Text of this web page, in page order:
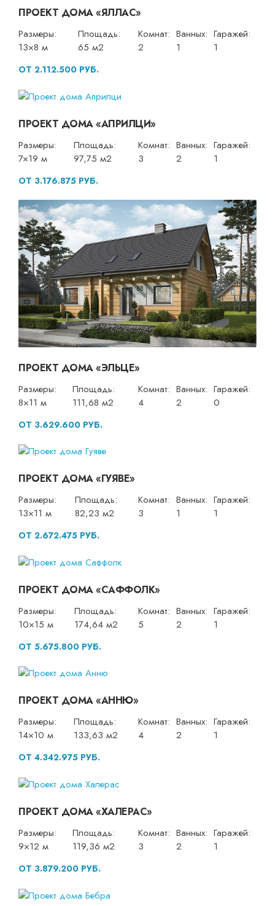
ПРОЕКТ ДОМА «ЯЛЛАС»
Размеры:
13×8 м
Площадь:
65 м2
Комнат:
2
Ванных:
1
Гаражей:
1
ОТ 2.112.500 РУБ.
ПРОЕКТ ДОМА «АПРИЛЦИ»
Размеры:
7×19 м
Площадь:
97,75 м2
Комнат:
3
Ванных:
2
Гаражей:
1
ОТ 3.176.875 РУБ.
ПРОЕКТ ДОМА «ЭЛЬЦЕ»
Размеры:
8×11 м
Площадь:
111,68 м2
Комнат:
4
Ванных:
2
Гаражей:
0
ОТ 3.629.600 РУБ.
ПРОЕКТ ДОМА «ГУЯВЕ»
Размеры:
13×11 м
Площадь:
82,23 м2
Комнат:
3
Ванных:
1
Гаражей:
1
ОТ 2.672.475 РУБ.
ПРОЕКТ ДОМА «САФФОЛК»
Размеры:
10×15 м
Площадь:
174,64 м2
Комнат:
5
Ванных:
2
Гаражей:
1
ОТ 5.675.800 РУБ.
ПРОЕКТ ДОМА «АННЮ»
Размеры:
14×10 м
Площадь:
133,63 м2
Комнат:
4
Ванных:
2
Гаражей:
1
ОТ 4.342.975 РУБ.
ПРОЕКТ ДОМА «ХАЛЕРАС»
Размеры:
9×12 м
Площадь:
119,36 м2
Комнат:
3
Ванных:
2
Гаражей:
1
ОТ 3.879.200 РУБ.